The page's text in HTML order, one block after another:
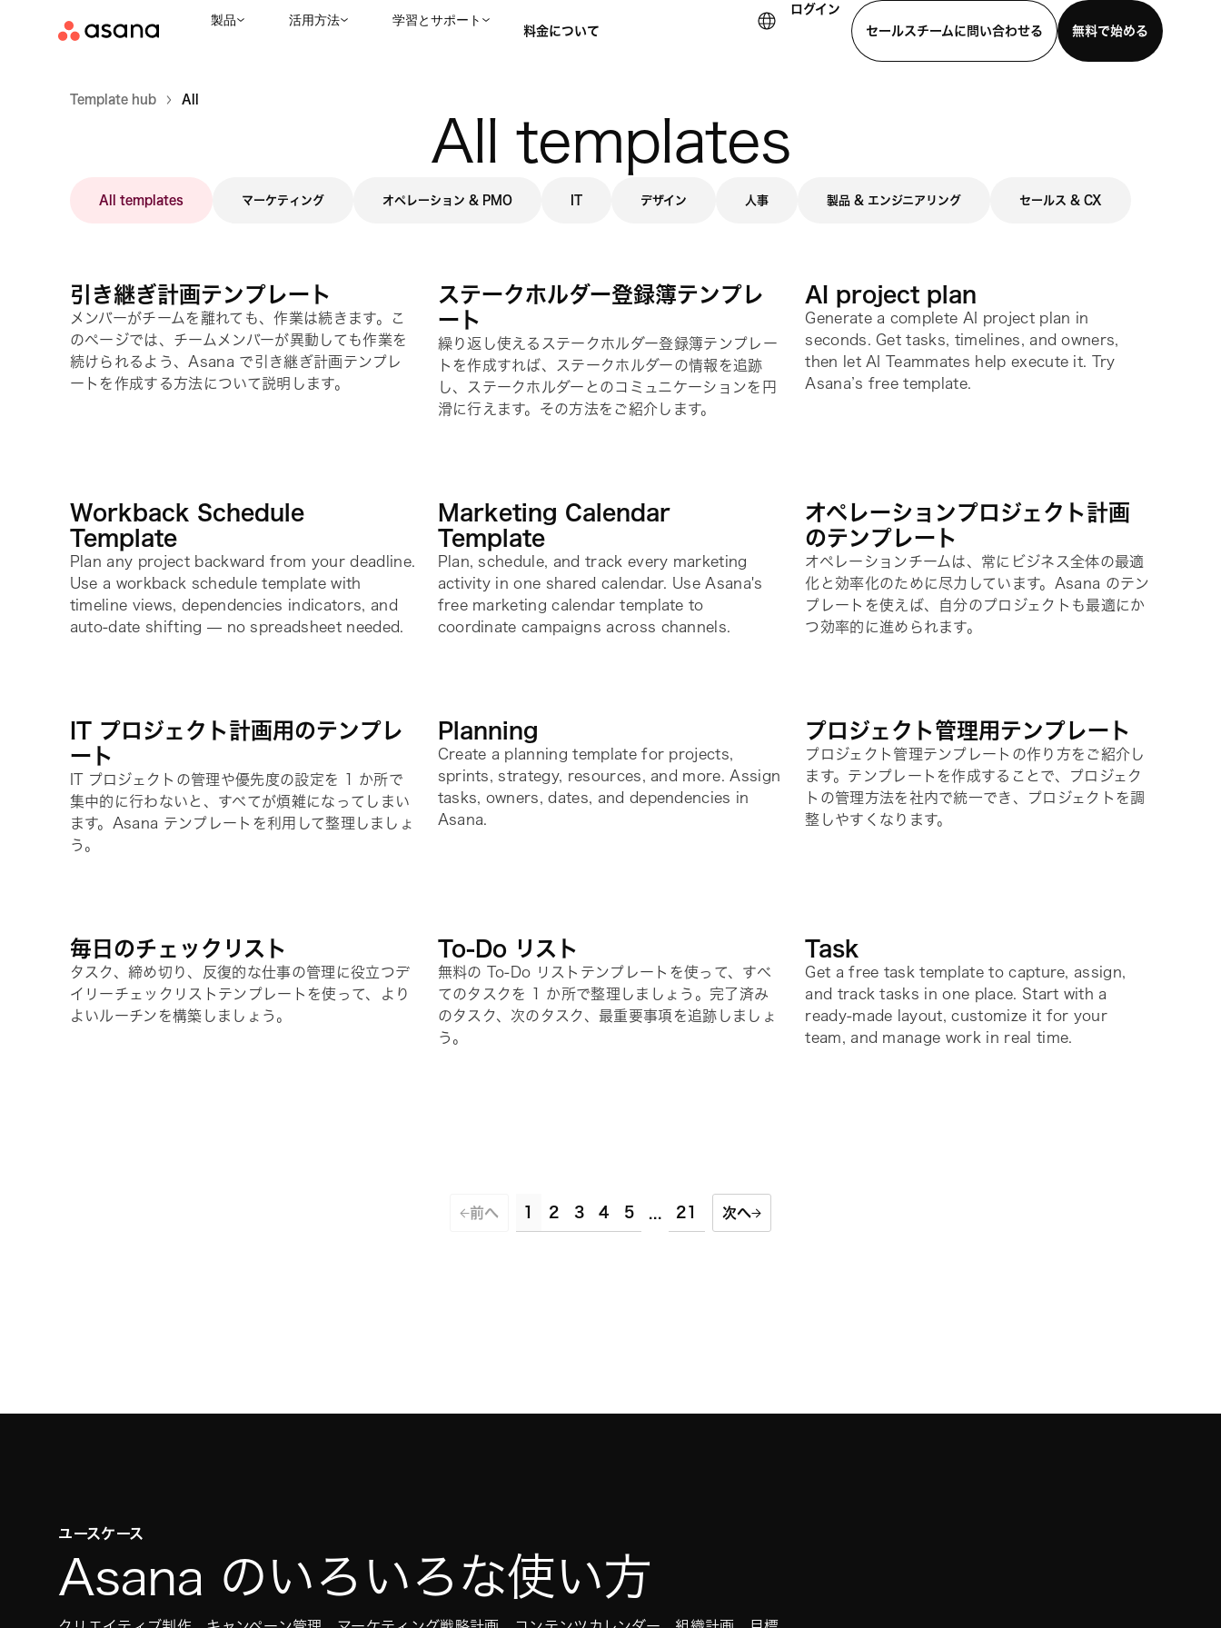
製品 活用方法 学習とサポート
料金について
ログイン
セールスチームに問い合わせる
無料で始める
Template hub All
All templates
All templates マーケティング オペレーション & PMO IT デザイン 人事 製品 & エンジニアリング セールス & CX
引き継ぎ計画テンプレート
メンバーがチームを離れても、作業は続きます。こ
のページでは、チームメンバーが異動しても作業を
続けられるよう、Asana で引き継ぎ計画テンプレ
ートを作成する方法について説明します。
ステークホルダー登録簿テンプレ
ート
繰り返し使えるステークホルダー登録簿テンプレー
トを作成すれば、ステークホルダーの情報を追跡
し、ステークホルダーとのコミュニケーションを円
滑に行えます。その方法をご紹介します。
AI project plan
Generate a complete AI project plan in
seconds. Get tasks, timelines, and owners,
then let AI Teammates help execute it. Try
Asana’s free template.
Workback Schedule
Template
Plan any project backward from your deadline.
Use a workback schedule template with
timeline views, dependencies indicators, and
auto-date shifting — no spreadsheet needed.
Marketing Calendar
Template
Plan, schedule, and track every marketing
activity in one shared calendar. Use Asana's
free marketing calendar template to
coordinate campaigns across channels.
オペレーションプロジェクト計画
のテンプレート
オペレーションチームは、常にビジネス全体の最適
化と効率化のために尽力しています。Asana のテン
プレートを使えば、自分のプロジェクトも最適にか
つ効率的に進められます。
IT プロジェクト計画用のテンプレ
ート
IT プロジェクトの管理や優先度の設定を 1 か所で
集中的に行わないと、すべてが煩雑になってしまい
ます。Asana テンプレートを利用して整理しましょ
う。
Planning
Create a planning template for projects,
sprints, strategy, resources, and more. Assign
tasks, owners, dates, and dependencies in
Asana.
プロジェクト管理用テンプレート
プロジェクト管理テンプレートの作り方をご紹介し
ます。テンプレートを作成することで、プロジェク
トの管理方法を社内で統一でき、プロジェクトを調
整しやすくなります。
毎日のチェックリスト
タスク、締め切り、反復的な仕事の管理に役立つデ
イリーチェックリストテンプレートを使って、より
よいルーチンを構築しましょう。
To-Do リスト
無料の To-Do リストテンプレートを使って、すべ
てのタスクを 1 か所で整理しましょう。完了済み
のタスク、次のタスク、最重要事項を追跡しましょ
う。
Task
Get a free task template to capture, assign,
and track tasks in one place. Start with a
ready-made layout, customize it for your
team, and manage work in real time.
前へ 1 2 3 4 5 21 次へ
ユースケース
Asana のいろいろな使い方